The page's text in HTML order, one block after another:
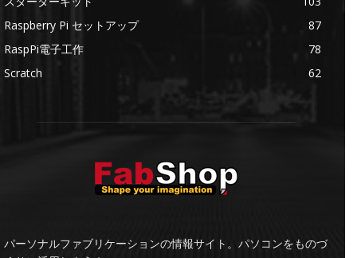
Raspberry Pi セットアップ
87
RaspPi電子工作
78
Scratch
62
パーソナルファブリケーションの情報サイト。パソコンをものづ